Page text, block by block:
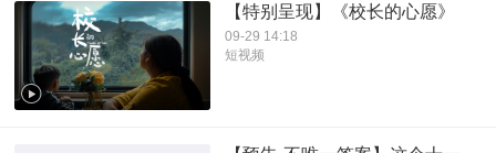
【特别呈现】《校长的心愿》
09-29 14:18
短视频